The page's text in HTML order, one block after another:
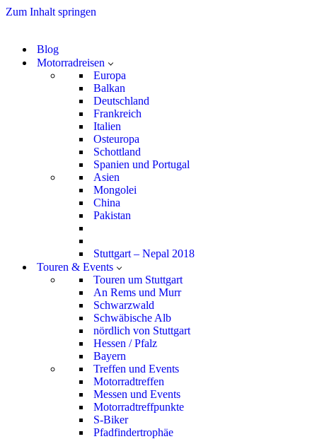
Zum Inhalt springen
Blog
Motorradreisen
Europa
Balkan
Deutschland
Frankreich
Italien
Osteuropa
Schottland
Spanien und Portugal
Asien
Mongolei
China
Pakistan
Stuttgart – Nepal 2018
Touren & Events
Touren um Stuttgart
An Rems und Murr
Schwarzwald
Schwäbische Alb
nördlich von Stuttgart
Hessen / Pfalz
Bayern
Treffen und Events
Motorradtreffen
Messen und Events
Motorradtreffpunkte
S-Biker
Pfadfindertrophäe